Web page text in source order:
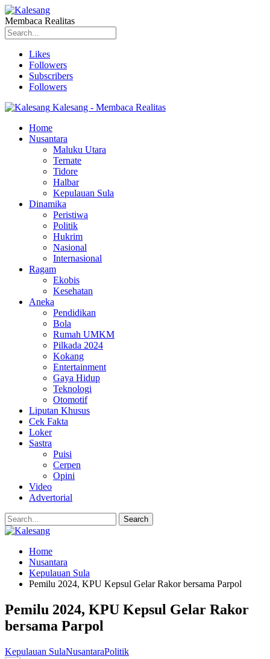
Membaca Realitas
Likes
Followers
Subscribers
Followers
Kalesang - Membaca Realitas
Home
Nusantara
Maluku Utara
Ternate
Tidore
Halbar
Kepulauan Sula
Dinamika
Peristiwa
Politik
Hukrim
Nasional
Internasional
Ragam
Ekobis
Kesehatan
Aneka
Pendidikan
Bola
Rumah UMKM
Pilkada 2024
Kokang
Entertainment
Gaya Hidup
Teknologi
Otomotif
Liputan Khusus
Cek Fakta
Loker
Sastra
Puisi
Cerpen
Opini
Video
Advertorial
Home
Nusantara
Kepulauan Sula
Pemilu 2024, KPU Kepsul Gelar Rakor bersama Parpol
Pemilu 2024, KPU Kepsul Gelar Rakor
bersama Parpol
Kepulauan SulaNusantaraPolitik